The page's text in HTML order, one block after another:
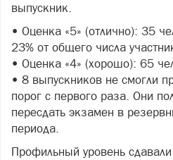
выпускник.
• Оценка «5» (отлично): 35
23% от общего числа
• Оценка «4» (хорошо): 65
• 8 выпускников не смогли
порог с первого раза. Они
пересдать экзамен в
периода.
Профильный уровень